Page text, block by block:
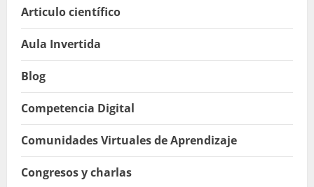
Articulo científico
Aula Invertida
Blog
Competencia Digital
Comunidades Virtuales de Aprendizaje
Congresos y charlas